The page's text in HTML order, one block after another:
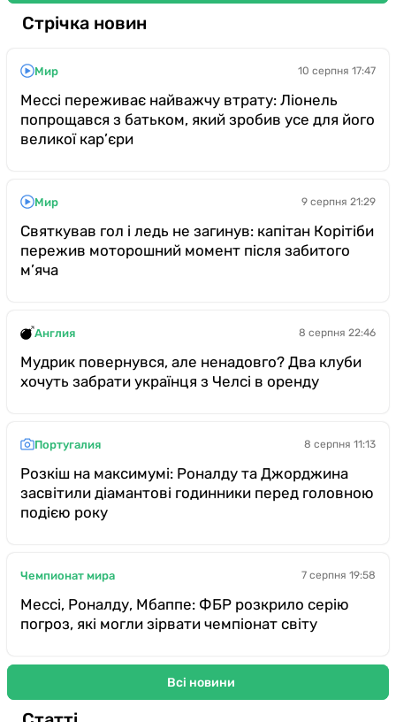
Стрічка новин
Мир 10 серпня 17:47
Мессі переживає найважчу втрату: Ліонель
попрощався з батьком, який зробив усе для його
великої кар’єри
Мир 9 серпня 21:29
Святкував гол і ледь не загинув: капітан Корітіби
пережив моторошний момент після забитого
м’яча
Англия 8 серпня 22:46
Мудрик повернувся, але ненадовго? Два клуби
хочуть забрати українця з Челсі в оренду
Португалия 8 серпня 11:13
Розкіш на максимумі: Роналду та Джорджина
засвітили діамантові годинники перед головною
подією року
Чемпионат мира 7 серпня 19:58
Мессі, Роналду, Мбаппе: ФБР розкрило серію
погроз, які могли зірвати чемпіонат світу
Всі новини